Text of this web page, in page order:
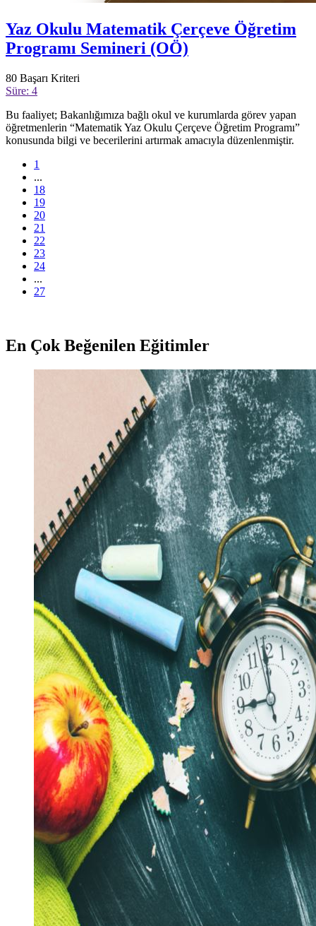
Yaz Okulu Matematik Çerçeve Öğretim
Programı Semineri (OÖ)
80 Başarı Kriteri
Süre: 4
Bu faaliyet; Bakanlığımıza bağlı okul ve kurumlarda görev yapan
öğretmenlerin “Matematik Yaz Okulu Çerçeve Öğretim Programı”
konusunda bilgi ve becerilerini artırmak amacıyla düzenlenmiştir.
1
...
18
19
20
21
22
23
24
...
27
En Çok Beğenilen Eğitimler